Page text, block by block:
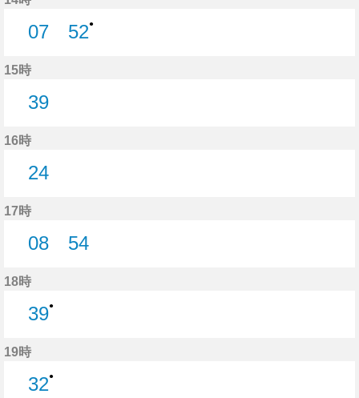
07
52●
15時
39
16時
24
17時
08
54
18時
39●
19時
32●